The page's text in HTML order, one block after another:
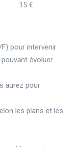
15 €
pour intervenir
évoluer
aurez pour
les plans et les